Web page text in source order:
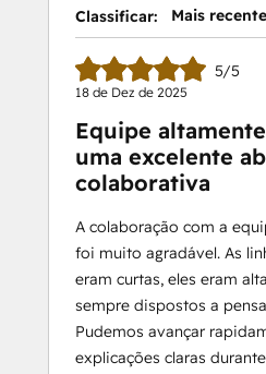
Classificar: Mais recente
5/5
18 de Dez de 2025
Equipe
uma excelente
colaborativa
A colaboração com a
foi muito agradável. As
eram curtas, eles eram
sempre dispostos a
Pudemos avançar
explicações claras